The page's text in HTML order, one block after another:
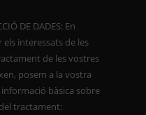
DE DADES: En
interessats de les
de les vostres
posem a la vostra
bàsica sobre
tractament: